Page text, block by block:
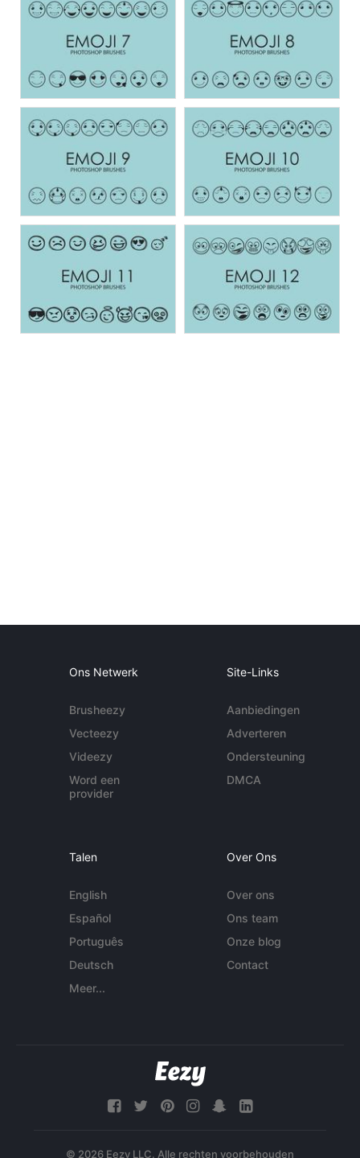
Ons Netwerk
Brusheezy
Vecteezy
Videezy
Word een
provider
Site-Links
Aanbiedingen
Adverteren
Ondersteuning
DMCA
Talen
English
Español
Português
Deutsch
Meer...
Over Ons
Over ons
Ons team
Onze blog
Contact
© 2026 Eezy LLC. Alle rechten voorbehouden